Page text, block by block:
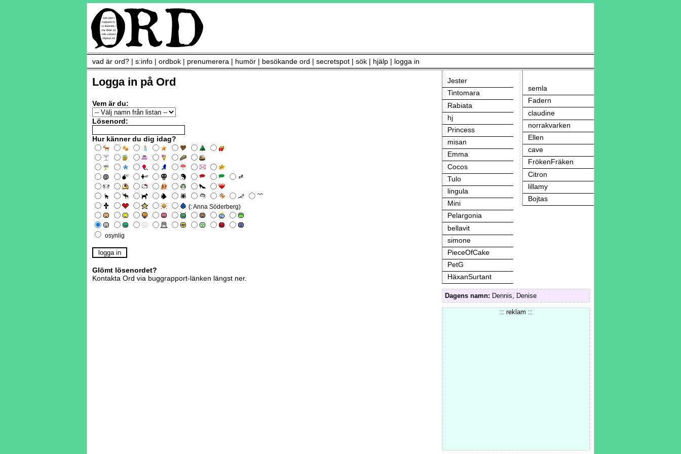
vad är ord? | s:info | ordbok | prenumerera | humör | besökande ord | secretspot | sök | hjälp | logga in
Logga in på Ord
Vem är du:
Lösenord:
Hur känner du dig idag?
(: Anna Söderberg)
osynlig
Glömt lösenordet?
Kontakta Ord via buggrapport-länken längst ner.
Jester
Tintomara
Rabiata
hj
Princess
misan
Emma
Cocos
Tulo
lingula
Mini
Pelargonia
bellavit
simone
PieceOfCake
PetG
HäxanSurtant
semla
Fadern
claudine
norrakvarken
Ellen
cave
FrökenFräken
Citron
lillamy
Bojtas
Dagens namn: Dennis, Denise
:: reklam ::